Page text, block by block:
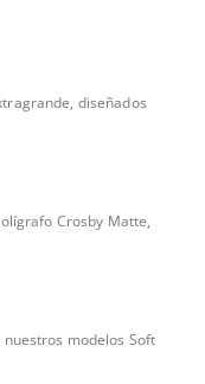
diseñados
Crosby Matte,
modelos Soft